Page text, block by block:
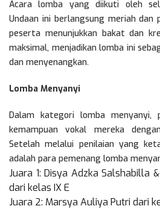
Acara lomba yang diikuti oleh
Undaan ini berlangsung meriah dan
peserta menunjukkan bakat dan
maksimal, menjadikan lomba ini
dan menyenangkan.
Lomba Menyanyi
Dalam kategori lomba menyanyi,
kemampuan vokal mereka
Setelah melalui penilaian yang
adalah para pemenang lomba
Juara 1: Disya Adzka Salshabilla
dari kelas IX E
Juara 2: Marsya Auliya Putri dari